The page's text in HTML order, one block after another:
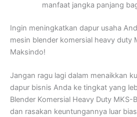
manfaat jangka panjang
Ingin meningkatkan dapur usaha
mesin blender komersial heavy duty
Maksindo!
Jangan ragu lagi dalam menaikkan
dapur bisnis Anda ke tingkat yang
Blender Komersial Heavy Duty MKS-
dan rasakan keuntungannya luar